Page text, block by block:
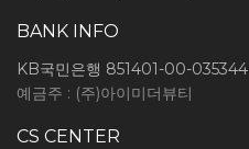
BANK INFO
KB국민은행 851401-00-035344
예금주 : (주)아이미더뷰티
CS CENTER